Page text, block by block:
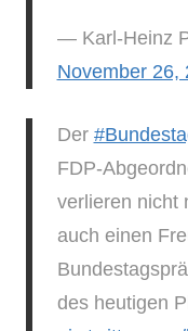
— Karl-Heinz
November 26,
Der
FDP-
verlieren nicht
auch einen
des heutigen